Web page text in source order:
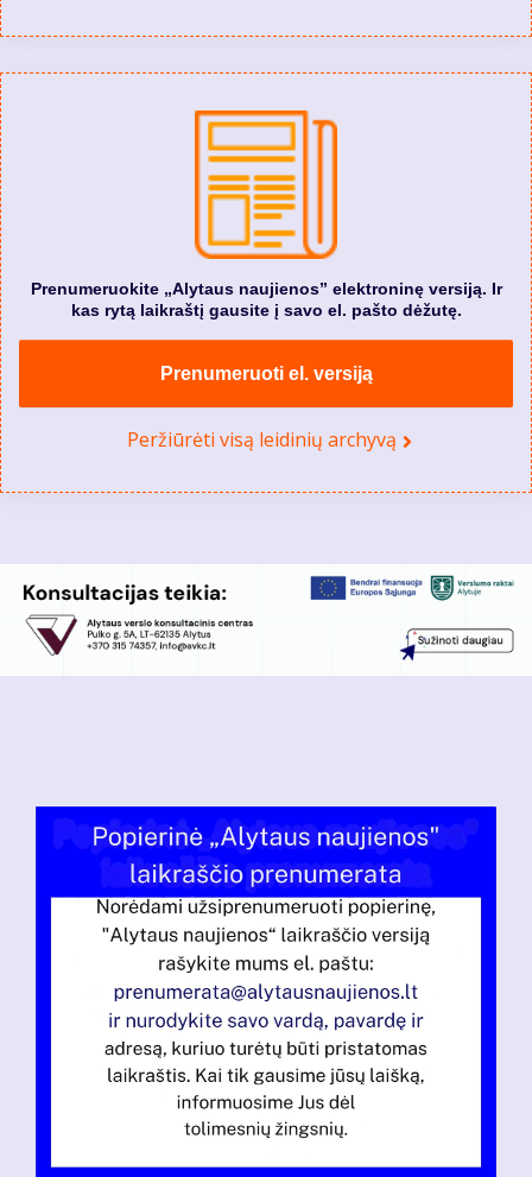
Prenumeruokite „Alytaus naujienos” elektroninę versiją. Ir
kas rytą laikraštį gausite į savo el. pašto dėžutę.
Prenumeruoti el. versiją
Peržiūrėti visą leidinių archyvą